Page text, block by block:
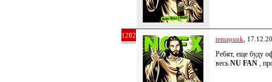
1282 temapunk ,
Ребят, еще буду
весь NU FAN ,